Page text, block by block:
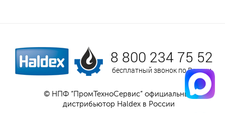
8 800 234 75 52
бесплатный звонок по России
© НПФ “ПромТехноСервис” официальный
дистрибьютор Haldex в России